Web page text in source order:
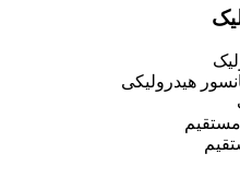
هیدرولیکی